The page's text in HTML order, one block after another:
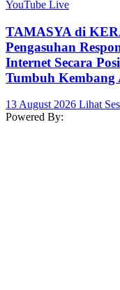
YouTube Live
TAMASYA di
Pengasuhan
Internet Secara
Tumbuh Kembang
13 August 2026 Lihat
Powered By: